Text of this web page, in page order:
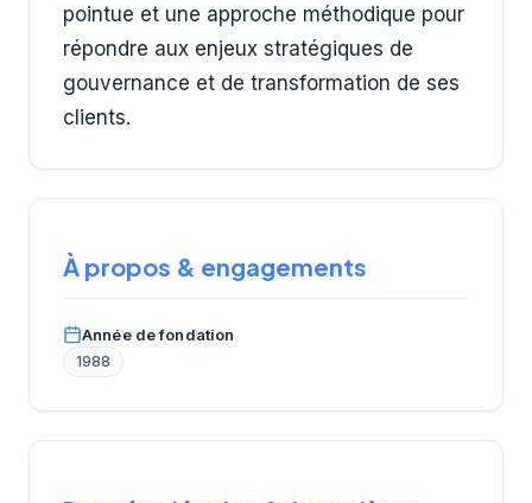
pointue et une approche méthodique pour
répondre aux enjeux stratégiques de
gouvernance et de transformation de ses
clients.
À propos & engagements
Année de fondation
1988